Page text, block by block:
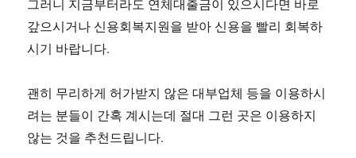
그러니 지금부터라도 연체대출금이 있으시다면 바로
갚으시거나 신용회복지원을 받아 신용을 빨리 회복하
시기 바랍니다.
괜히 무리하게 허가받지 않은 대부업체 등을 이용하시
려는 분들이 간혹 계시는데 절대 그런 곳은 이용하지
않는 것을 추천드립니다.